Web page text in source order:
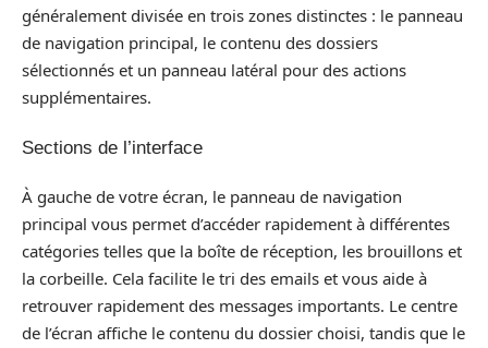
généralement divisée en trois zones distinctes : le panneau
de navigation principal, le contenu des dossiers
sélectionnés et un panneau latéral pour des actions
supplémentaires.
Sections de l’interface
À gauche de votre écran, le panneau de navigation
principal vous permet d’accéder rapidement à différentes
catégories telles que la boîte de réception, les brouillons et
la corbeille. Cela facilite le tri des emails et vous aide à
retrouver rapidement des messages importants. Le centre
de l’écran affiche le contenu du dossier choisi, tandis que le